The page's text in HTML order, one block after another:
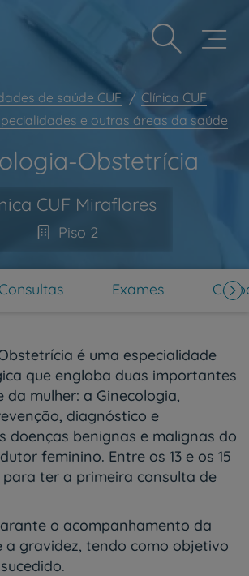
e bem-estar
Áreas da Saúde
acompanhantes
Center
de saúde CUF
Clínica CUF
e outras áreas da saúde
Obstetrícia
CUF Miraflores
Piso 2
Consultas Exames
é uma especialidade
que engloba duas importantes
da mulher: a Ginecologia,
diagnóstico e
doenças benignas e malignas do
feminino. Entre os 13 e os 15
ter a primeira consulta de
o acompanhamento da
a gravidez, tendo como objetivo